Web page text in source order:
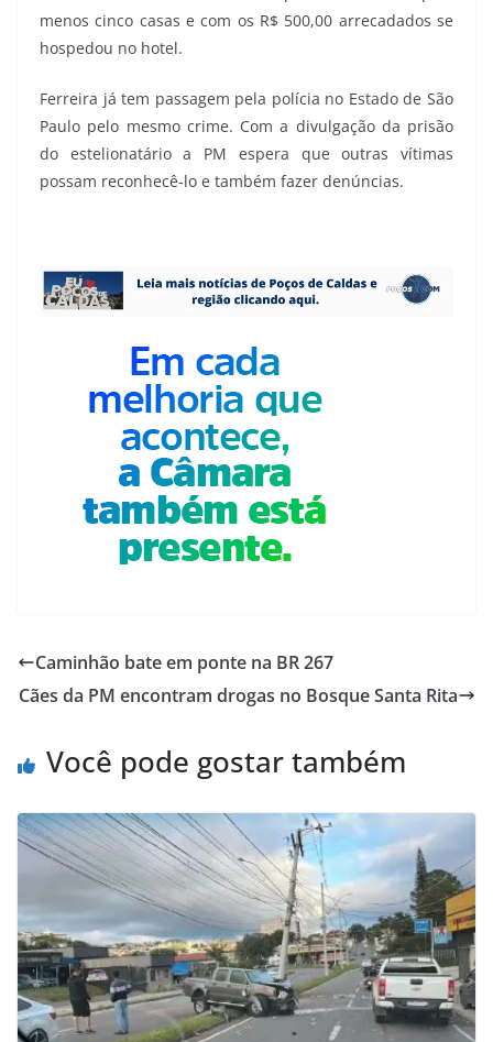
menos cinco casas e com os R$ 500,00 arrecadados se
hospedou no hotel.
Ferreira já tem passagem pela polícia no Estado de São
Paulo pelo mesmo crime. Com a divulgação da prisão
do estelionatário a PM espera que outras vítimas
possam reconhecê-lo e também fazer denúncias.
Caminhão bate em ponte na BR 267
Cães da PM encontram drogas no Bosque Santa Rita
Você pode gostar também